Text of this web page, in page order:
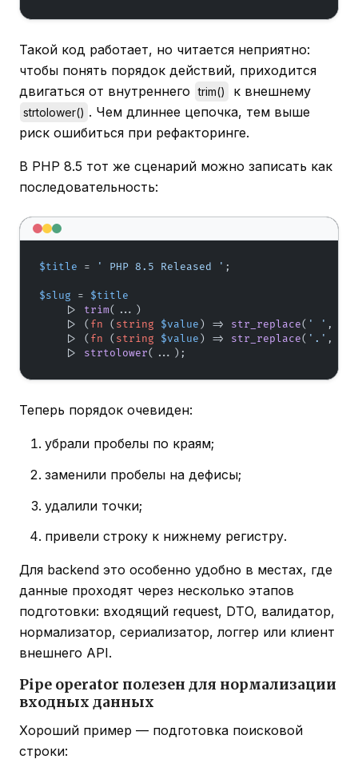
Такой код работает, но читается неприятно:
чтобы понять порядок действий, приходится
двигаться от внутреннего
trim() к внешнему
strtolower() . Чем длиннее цепочка, тем выше
риск ошибиться при рефакторинге.
В PHP 8.5 тот же сценарий можно записать как
последовательность:
$title = ' PHP 8.5 Released ' ;
$slug = $title
    |>
trim(...)
    |> (
fn ( string $value ) => str_replace( ' ' ,
    |> (
fn ( string $value ) => str_replace( '.' ,
    |>
strtolower(...);
Теперь порядок очевиден:
убрали пробелы по краям;
заменили пробелы на дефисы;
удалили точки;
привели строку к нижнему регистру.
Для backend это особенно удобно в местах, где
данные проходят через несколько этапов
подготовки: входящий request, DTO, валидатор,
нормализатор, сериализатор, логгер или клиент
внешнего API.
Pipe operator полезен для нормализации
входных данных
Хороший пример — подготовка поисковой
строки: